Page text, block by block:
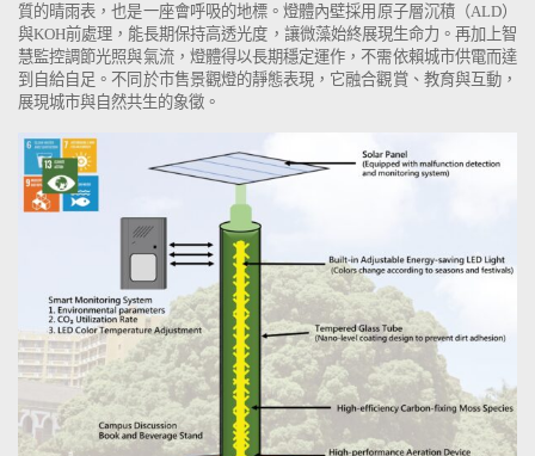
質的晴雨表，也是一座會呼吸的地標。燈體內壁採用原子層沉積（ALD）
與KOH前處理，能長期保持高透光度，讓微藻始終展現生命力。再加上智
慧監控調節光照與氣流，燈體得以長期穩定運作，不需依賴城市供電而達
到自給自足。不同於市售景觀燈的靜態表現，它融合觀賞、教育與互動，
展現城市與自然共生的象徵。